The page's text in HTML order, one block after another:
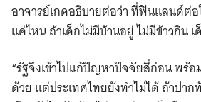
อาจารย์เกดอธิบายต่อว่า ที่ฟินแลนด์ต่
แค่ไหน ถ้าเด็กไม่มีบ้านอยู่ ไม่มีข้าวกิน เ
“รัฐจึงเข้าไปแก้ปัญหาปัจจัยสี่ก่อน พร้
ด้วย แต่ประเทศไทยยังทำไม่ได้ ถ้าปา